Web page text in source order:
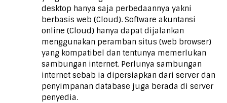
desktop hanya saja perbedaannya yakni
berbasis web (Cloud). Software akuntansi
online (Cloud) hanya dapat dijalankan
menggunakan peramban situs (web browser)
yang kompatibel dan tentunya memerlukan
sambungan internet. Perlunya sambungan
internet sebab ia dipersiapkan dari server dan
penyimpanan database juga berada di server
penyedia.